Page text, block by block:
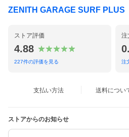
ZENITH GARAGE SURF PLUS
ストア評価
4.88
227件の評価を見る
注
注
支払い方法 送料につい
ストアからのお知らせ